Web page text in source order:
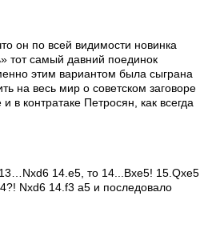
он по всей видимости новинка
тот самый давний поединок
этим вариантом была сыграна
на весь мир о советском заговоре
контратаке Петросян, как всегда
14.e5, то 14...Bxe5! 15.Qxe5
Nxd6 14.f3 a5 и последовало